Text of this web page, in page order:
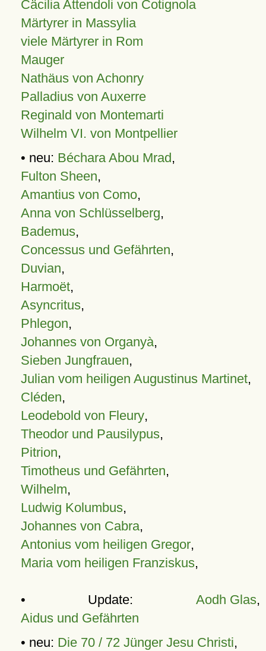
Cäcilia Attendoli von Cotignola
Märtyrer in Massylia
viele Märtyrer in Rom
Mauger
Nathäus von Achonry
Palladius von Auxerre
Reginald von Montemarti
Wilhelm VI. von Montpellier
• neu: Béchara Abou Mrad,
Fulton Sheen,
Amantius von Como,
Anna von Schlüsselberg,
Bademus,
Concessus und Gefährten,
Duvian,
Harmoët,
Asyncritus,
Phlegon,
Johannes von Organyà,
Sieben Jungfrauen,
Julian vom heiligen Augustinus Martinet,
Cléden,
Leodebold von Fleury,
Theodor und Pausilypus,
Pitrion,
Timotheus und Gefährten,
Wilhelm,
Ludwig Kolumbus,
Johannes von Cabra,
Antonius vom heiligen Gregor,
Maria vom heiligen Franziskus,
• Update: Aodh Glas,
Aidus und Gefährten
• neu: Die 70 / 72 Jünger Jesu Christi,